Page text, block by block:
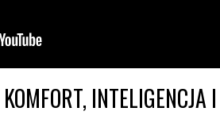
INTELIGENCJA